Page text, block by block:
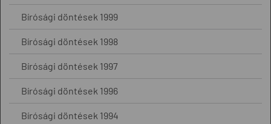
Bírósági döntések 1999
Bírósági döntések 1998
Bírósági döntések 1997
Bírósági döntések 1996
Bírósági döntések 1994